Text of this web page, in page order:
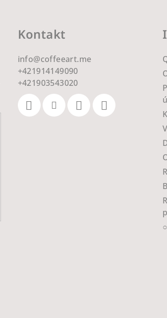
Kontakt
info@coffeeart.me
+421914149090
+421903543020